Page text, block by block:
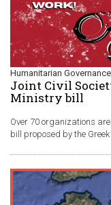
Humanitarian Governance
Joint Civil
Ministry bill
Over 70 organizations
bill proposed by the